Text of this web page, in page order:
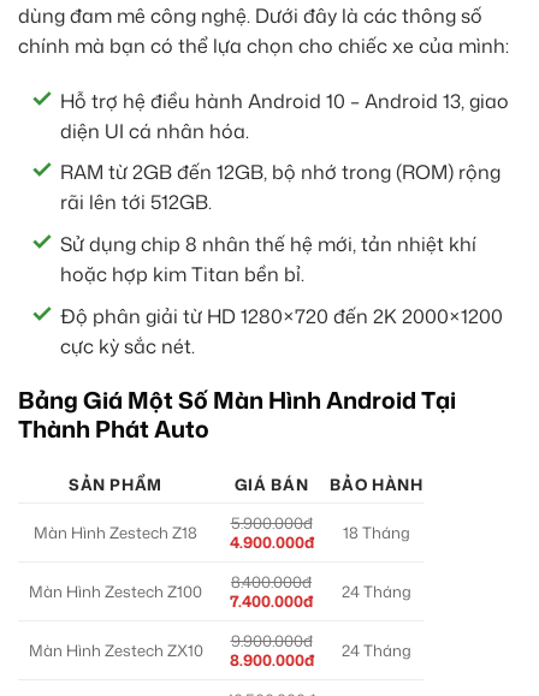
dùng đam mê công nghệ. Dưới đây là các thông số
chính mà bạn có thể lựa chọn cho chiếc xe của mình:
Hỗ trợ hệ điều hành Android 10 – Android 13, giao
diện UI cá nhân hóa.
RAM từ 2GB đến 12GB, bộ nhớ trong (ROM) rộng
rãi lên tới 512GB.
Sử dụng chip 8 nhân thế hệ mới, tản nhiệt khí
hoặc hợp kim Titan bền bỉ.
Độ phân giải từ HD 1280×720 đến 2K 2000×1200
cực kỳ sắc nét.
Bảng Giá Một Số Màn Hình Android Tại
Thành Phát Auto
SẢN PHẨM GIÁ BÁN BẢO HÀNH
Màn Hình Zestech Z18
5.900.000đ
4.900.000đ
18 Tháng
Màn Hình Zestech Z100
8.400.000đ
7.400.000đ
24 Tháng
Màn Hình Zestech ZX10
9.900.000đ
8.900.000đ
24 Tháng